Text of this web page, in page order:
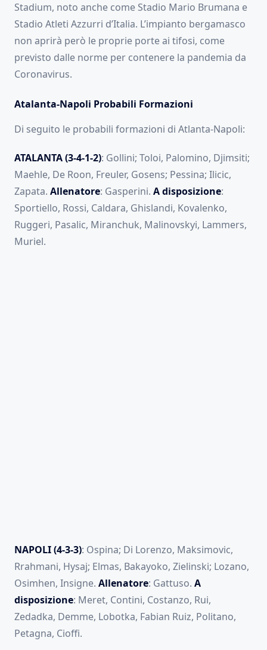
Stadium, noto anche come Stadio Mario Brumana e
Stadio Atleti Azzurri d’Italia. L’impianto bergamasco
non aprirà però le proprie porte ai tifosi, come
previsto dalle norme per contenere la pandemia da
Coronavirus.
Atalanta-Napoli Probabili Formazioni
Di seguito le probabili formazioni di Atlanta-Napoli:
ATALANTA (3-4-1-2): Gollini; Toloi, Palomino, Djimsiti;
Maehle, De Roon, Freuler, Gosens; Pessina; Ilicic,
Zapata. Allenatore: Gasperini. A disposizione:
Sportiello, Rossi, Caldara, Ghislandi, Kovalenko,
Ruggeri, Pasalic, Miranchuk, Malinovskyi, Lammers,
Muriel.
NAPOLI (4-3-3): Ospina; Di Lorenzo, Maksimovic,
Rrahmani, Hysaj; Elmas, Bakayoko, Zielinski; Lozano,
Osimhen, Insigne. Allenatore: Gattuso. A
disposizione: Meret, Contini, Costanzo, Rui,
Zedadka, Demme, Lobotka, Fabian Ruiz, Politano,
Petagna, Cioffi.